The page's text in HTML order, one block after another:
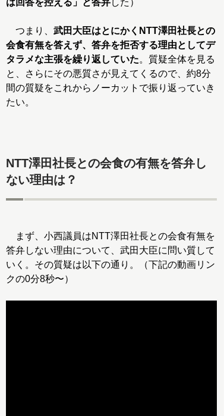
は回答を控える」と答弁した）
つまり、 武田大臣はとにかくNTT澤田社長との
会食有無を答えず、答弁を拒否する理由としてデ
タラメな主張を繰り返していた。質疑全体を見る
と、さらにその悪質さが見えてくるので、約8分
間の質疑をこれからノーカットで振り返っていき
たい。
NTT澤田社長との会食の有無を答弁し
ない理由は？
まず、小西議員はNTT澤田社長との会食有無を
答弁しない理由について、武田大臣に問い質して
いく。その質疑は以下の通り。（下記の動画リン
クの0分8秒〜）